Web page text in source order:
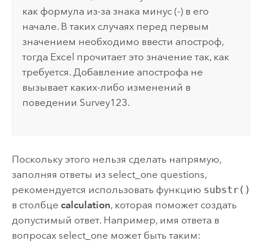
как формула из-за знака минус (-) в его
начале. В таких случаях перед первым
значением необходимо ввести апостроф,
тогда Excel прочитает это значение так, как
требуется. Добавление апострофа не
вызывает каких-либо изменений в
поведении Survey123.
Поскольку этого нельзя сделать напрямую,
заполняя ответы из select_one questions,
рекомендуется использовать функцию substr()
в столбце calculation, которая поможет создать
допустимый ответ. Например, имя ответа в
вопросах select_one может быть таким: